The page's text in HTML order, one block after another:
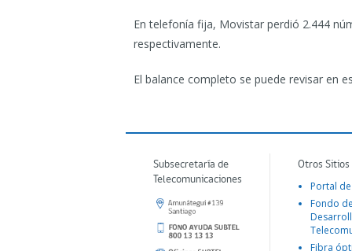
En telefonía fija, Movistar perdió 2.444
respectivamente.
El balance completo se puede revisar en
Subsecretaría de
Telecomunicaciones
Otros
Portal
Fondo
Fibra